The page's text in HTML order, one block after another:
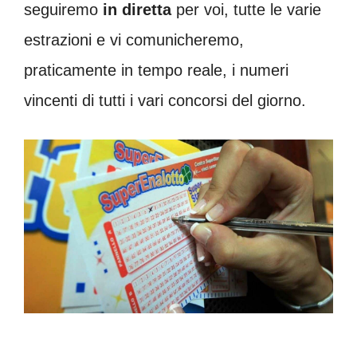
seguiremo in direttaper voi, tutte le varie
estrazioni e vi comunicheremo,
praticamente in tempo reale, i numeri
vincenti di tutti i vari concorsi del giorno.